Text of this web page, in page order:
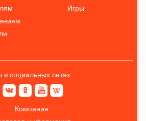
Игры
в социальных сетях:
Компания